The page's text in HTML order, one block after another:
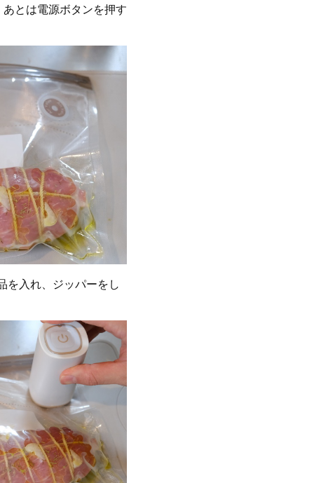
とは電源ボタンを押す
入れ、ジッパーをし